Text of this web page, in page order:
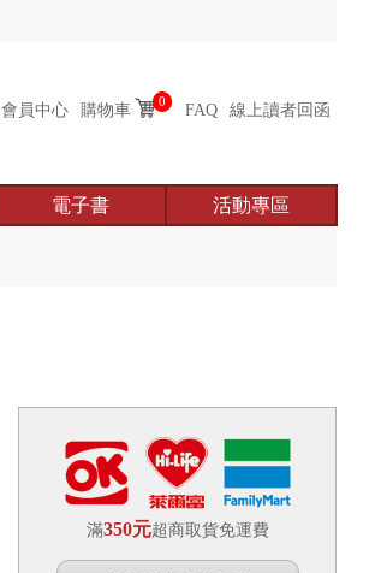
會員中心 購物車 0 FAQ 線上讀者回函
電子書 活動專區
滿350元超商取貨免運費